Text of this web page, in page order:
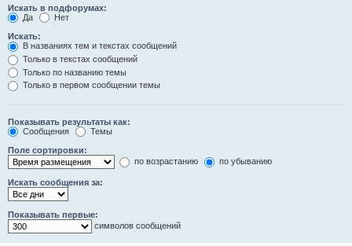
Искать в подфорумах:
Да
Нет
Искать:
В названиях тем и текстах сообщений
Только в текстах сообщений
Только по названию темы
Только в первом сообщении темы
Показывать результаты как:
Сообщения
Темы
Поле сортировки:
по возрастанию
по убыванию
Искать сообщения за:
Показывать первые:
символов сообщений